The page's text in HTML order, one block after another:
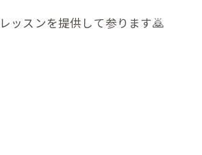
ッスンを提供して参ります🙇